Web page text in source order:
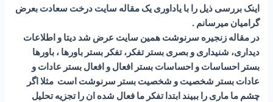
اینک بررسی ذیل را با یاداوری یک مقاله سایت درخت سعادت بعرض
گرامیان میرسانم .
در مقاله زنجیره سرنوشت همین سایت عرض شد دیتا و اطلاعات
دیداری، شنیداری و بصری بستر تفکر، تفکر بستر باورها ، باورها
بستر احساسات و احساسات بستر افعال و افعال بستر عادات و
عادات بستر شخصیت و شخصیت بستر سرنوشت است مثلا اگر
چشم ما ماری را ببیند ابتدا تفکر ما فعال شده ان را تجزیه تحلیل